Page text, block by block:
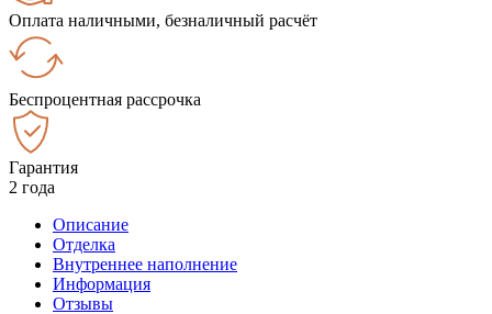
Оплата наличными, безналичный расчёт
Беспроцентная рассрочка
Гарантия
2 года
Описание
Отделка
Внутреннее наполнение
Информация
Отзывы